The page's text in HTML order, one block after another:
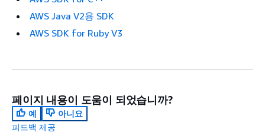
AWS Java V2용 SDK
AWS SDK for Ruby V3
페이지 내용이 도움이 되었습니까?
예
아니요
피드백 제공